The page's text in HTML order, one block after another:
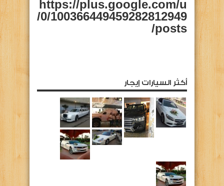
https://plus.google.com/u
/0/100366449459282812949
/posts
أكثر السيارات إيجار